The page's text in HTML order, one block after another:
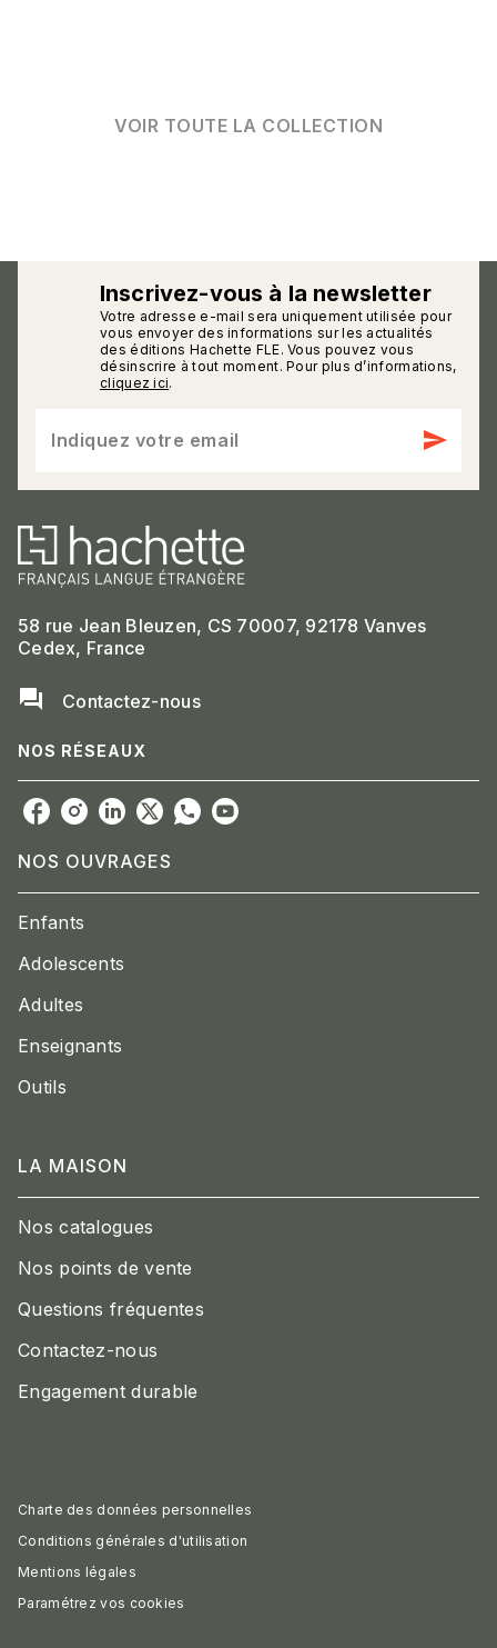
VOIR TOUTE LA COLLECTION
Inscrivez-vous à la newsletter
Votre adresse e-mail sera uniquement utilisée pour
vous envoyer des informations sur les actualités
des éditions Hachette FLE. Vous pouvez vous
désinscrire à tout moment. Pour plus d’informations,
cliquez ici.
Indiquez votre email send
58 rue Jean Bleuzen, CS 70007, 92178 Vanves
Cedex, France
question_answer Contactez-nous
NOS RÉSEAUX
NOS OUVRAGES
Enfants
Adolescents
Adultes
Enseignants
Outils
LA MAISON
Nos catalogues
Nos points de vente
Questions fréquentes
Contactez-nous
Engagement durable
Charte des données personnelles
Conditions générales d'utilisation
Mentions légales
Paramétrez vos cookies